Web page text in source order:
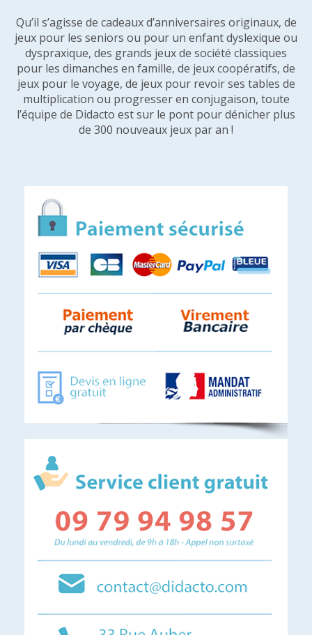
Qu’il s’agisse de cadeaux d’anniversaires originaux, de
jeux pour les seniors ou pour un enfant dyslexique ou
dyspraxique, des grands jeux de société classiques
pour les dimanches en famille, de jeux coopératifs, de
jeux pour le voyage, de jeux pour revoir ses tables de
multiplication ou progresser en conjugaison, toute
l’équipe de Didacto est sur le pont pour dénicher plus
de 300 nouveaux jeux par an !